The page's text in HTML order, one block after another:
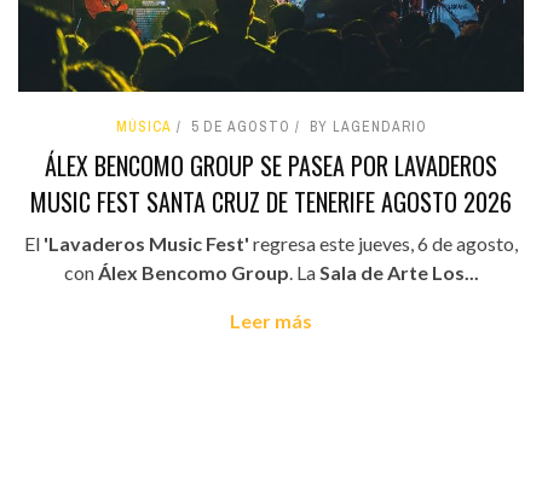
MÚSICA 5 DE AGOSTO BY LAGENDARIO
ÁLEX BENCOMO GROUP SE PASEA POR LAVADEROS
MUSIC FEST SANTA CRUZ DE TENERIFE AGOSTO 2026
El 'Lavaderos Music Fest' regresa este jueves, 6 de agosto,
conÁlex Bencomo Group. LaSala de Arte Los...
Leer más